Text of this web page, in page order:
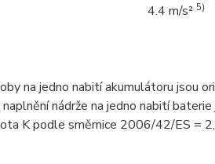
4.4 m/s² 5)
na jedno nabití akumulátoru jsou
nádrže na jedno nabití
K podle směrnice 2006/42/ES =